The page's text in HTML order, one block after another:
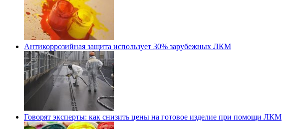
Антикоррозийная защита использует 30% зарубежных ЛКМ
Говорят эксперты: как снизить цены на готовое изделие при помощи ЛКМ